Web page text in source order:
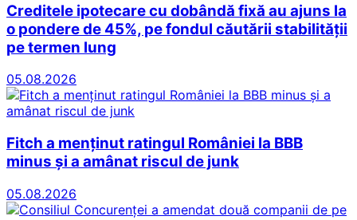
Creditele ipotecare cu dobândă fixă au ajuns la
o pondere de 45%, pe fondul căutării stabilității
pe termen lung
05.08.2026
Fitch a menținut ratingul României la BBB
minus și a amânat riscul de junk
05.08.2026